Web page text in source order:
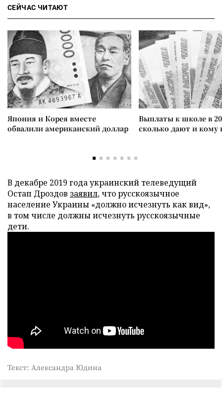
СЕЙЧАС ЧИТАЮТ
Япония и Корея вместе
обвалили американский доллар
Выплаты к школе в
сколько дают и
В декабре 2019 года украинский телеведущий
Остап Дроздов заявил, что русскоязычное
население Украины «должно исчезнуть как вид»,
в том числе должны исчезнуть русскоязычные
дети.
Текст: Александра Юдина